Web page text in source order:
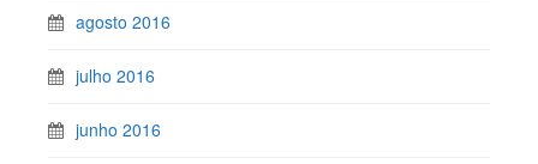
agosto 2016
julho 2016
junho 2016